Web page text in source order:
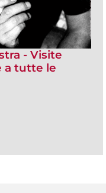
- Visite
a tutte le